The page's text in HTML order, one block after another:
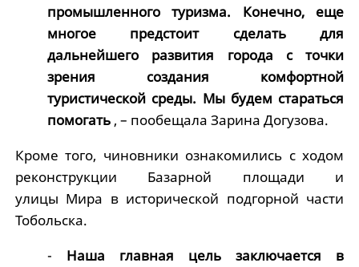
промышленного туризма. Конечно, еще
многое предстоит сделать для
дальнейшего развития города с точки
зрения создания комфортной
туристической среды. Мы будем стараться
помогать , – пообещала Зарина Догузова.
Кроме того, чиновники ознакомились с ходом
реконструкции Базарной площади и
улицы Мира в исторической подгорной части
Тобольска.
- Наша главная цель заключается в